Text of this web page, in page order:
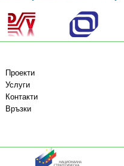
Проекти
Услуги
Контакти
Връзки